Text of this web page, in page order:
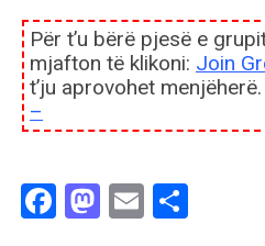
Për t’u bërë pjesë e
mjafton të klikoni: Join
t’ju aprovohet menjëherë.
–
Facebook
Mastodon
Email